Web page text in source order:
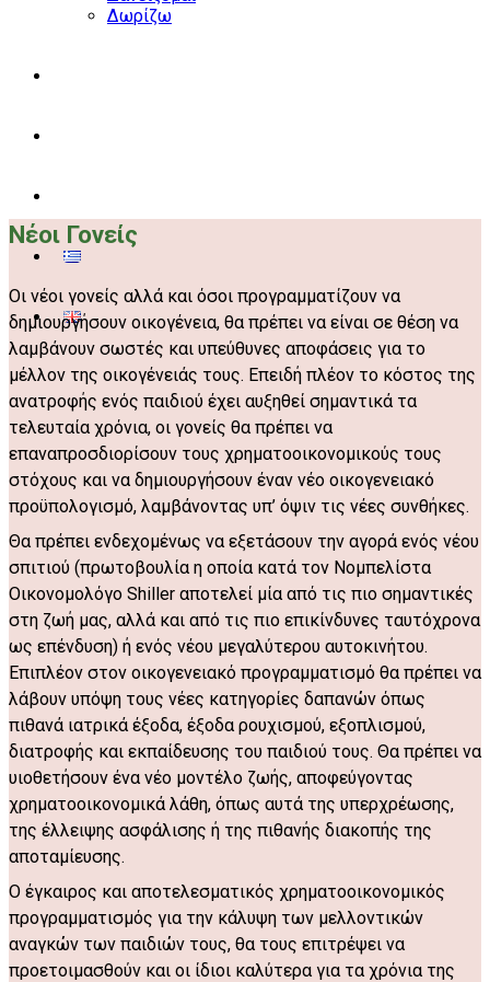
Δωρίζω
Νέοι Γονείς
Οι νέοι γονείς αλλά και όσοι προγραμματίζουν να
δημιουργήσουν οικογένεια, θα πρέπει να είναι σε θέση να
λαμβάνουν σωστές και υπεύθυνες αποφάσεις για το
μέλλον της οικογένειάς τους. Επειδή πλέον το κόστος της
ανατροφής ενός παιδιού έχει αυξηθεί σημαντικά τα
τελευταία χρόνια, οι γονείς θα πρέπει να
επαναπροσδιορίσουν τους χρηματοοικονομικούς τους
στόχους και να δημιουργήσουν έναν νέο οικογενειακό
προϋπολογισμό, λαμβάνοντας υπ’ όψιν τις νέες συνθήκες.
Θα πρέπει ενδεχομένως να εξετάσουν την αγορά ενός νέου
σπιτιού (πρωτοβουλία η οποία κατά τον Νομπελίστα
Οικονομολόγο Shiller αποτελεί μία από τις πιο σημαντικές
στη ζωή μας, αλλά και από τις πιο επικίνδυνες ταυτόχρονα
ως επένδυση) ή ενός νέου μεγαλύτερου αυτοκινήτου.
Επιπλέον στον οικογενειακό προγραμματισμό θα πρέπει να
λάβουν υπόψη τους νέες κατηγορίες δαπανών όπως
πιθανά ιατρικά έξοδα, έξοδα ρουχισμού, εξοπλισμού,
διατροφής και εκπαίδευσης του παιδιού τους. Θα πρέπει να
υιοθετήσουν ένα νέο μοντέλο ζωής, αποφεύγοντας
χρηματοοικονομικά λάθη, όπως αυτά της υπερχρέωσης,
της έλλειψης ασφάλισης ή της πιθανής διακοπής της
αποταμίευσης.
Ο έγκαιρος και αποτελεσματικός χρηματοοικονομικός
προγραμματισμός για την κάλυψη των μελλοντικών
αναγκών των παιδιών τους, θα τους επιτρέψει να
προετοιμασθούν και οι ίδιοι καλύτερα για τα χρόνια της